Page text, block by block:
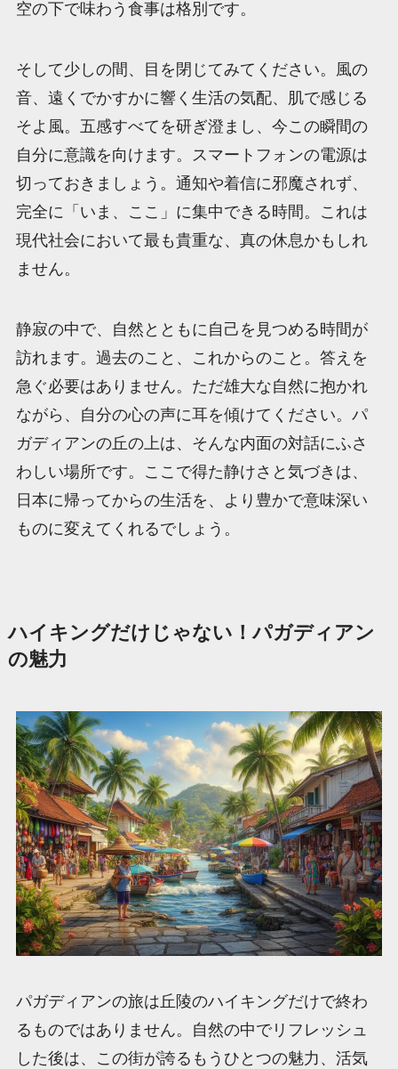
空の下で味わう食事は格別です。
そして少しの間、目を閉じてみてください。風の
音、遠くでかすかに響く生活の気配、肌で感じる
そよ風。五感すべてを研ぎ澄まし、今この瞬間の
自分に意識を向けます。スマートフォンの電源は
切っておきましょう。通知や着信に邪魔されず、
完全に「いま、ここ」に集中できる時間。これは
現代社会において最も貴重な、真の休息かもしれ
ません。
静寂の中で、自然とともに自己を見つめる時間が
訪れます。過去のこと、これからのこと。答えを
急ぐ必要はありません。ただ雄大な自然に抱かれ
ながら、自分の心の声に耳を傾けてください。パ
ガディアンの丘の上は、そんな内面の対話にふさ
わしい場所です。ここで得た静けさと気づきは、
日本に帰ってからの生活を、より豊かで意味深い
ものに変えてくれるでしょう。
ハイキングだけじゃない！パガディアン
の魅力
パガディアンの旅は丘陵のハイキングだけで終わ
るものではありません。自然の中でリフレッシュ
した後は、この街が誇るもうひとつの魅力、活気